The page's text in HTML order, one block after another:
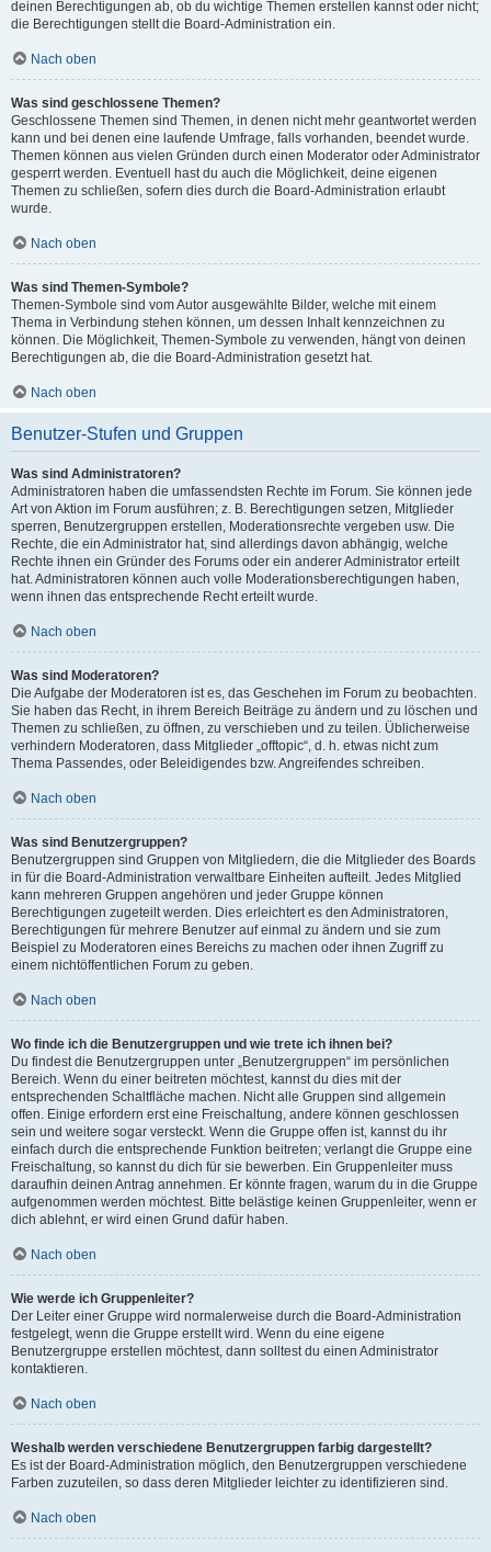
deinen Berechtigungen ab, ob du wichtige Themen erstellen kannst oder nicht;
die Berechtigungen stellt die Board-Administration ein.
Nach oben
Was sind geschlossene Themen?
Geschlossene Themen sind Themen, in denen nicht mehr geantwortet werden
kann und bei denen eine laufende Umfrage, falls vorhanden, beendet wurde.
Themen können aus vielen Gründen durch einen Moderator oder Administrator
gesperrt werden. Eventuell hast du auch die Möglichkeit, deine eigenen
Themen zu schließen, sofern dies durch die Board-Administration erlaubt
wurde.
Nach oben
Was sind Themen-Symbole?
Themen-Symbole sind vom Autor ausgewählte Bilder, welche mit einem
Thema in Verbindung stehen können, um dessen Inhalt kennzeichnen zu
können. Die Möglichkeit, Themen-Symbole zu verwenden, hängt von deinen
Berechtigungen ab, die die Board-Administration gesetzt hat.
Nach oben
Benutzer-Stufen und Gruppen
Was sind Administratoren?
Administratoren haben die umfassendsten Rechte im Forum. Sie können jede
Art von Aktion im Forum ausführen; z. B. Berechtigungen setzen, Mitglieder
sperren, Benutzergruppen erstellen, Moderationsrechte vergeben usw. Die
Rechte, die ein Administrator hat, sind allerdings davon abhängig, welche
Rechte ihnen ein Gründer des Forums oder ein anderer Administrator erteilt
hat. Administratoren können auch volle Moderationsberechtigungen haben,
wenn ihnen das entsprechende Recht erteilt wurde.
Nach oben
Was sind Moderatoren?
Die Aufgabe der Moderatoren ist es, das Geschehen im Forum zu beobachten.
Sie haben das Recht, in ihrem Bereich Beiträge zu ändern und zu löschen und
Themen zu schließen, zu öffnen, zu verschieben und zu teilen. Üblicherweise
verhindern Moderatoren, dass Mitglieder „offtopic“, d. h. etwas nicht zum
Thema Passendes, oder Beleidigendes bzw. Angreifendes schreiben.
Nach oben
Was sind Benutzergruppen?
Benutzergruppen sind Gruppen von Mitgliedern, die die Mitglieder des Boards
in für die Board-Administration verwaltbare Einheiten aufteilt. Jedes Mitglied
kann mehreren Gruppen angehören und jeder Gruppe können
Berechtigungen zugeteilt werden. Dies erleichtert es den Administratoren,
Berechtigungen für mehrere Benutzer auf einmal zu ändern und sie zum
Beispiel zu Moderatoren eines Bereichs zu machen oder ihnen Zugriff zu
einem nichtöffentlichen Forum zu geben.
Nach oben
Wo finde ich die Benutzergruppen und wie trete ich ihnen bei?
Du findest die Benutzergruppen unter „Benutzergruppen“ im persönlichen
Bereich. Wenn du einer beitreten möchtest, kannst du dies mit der
entsprechenden Schaltfläche machen. Nicht alle Gruppen sind allgemein
offen. Einige erfordern erst eine Freischaltung, andere können geschlossen
sein und weitere sogar versteckt. Wenn die Gruppe offen ist, kannst du ihr
einfach durch die entsprechende Funktion beitreten; verlangt die Gruppe eine
Freischaltung, so kannst du dich für sie bewerben. Ein Gruppenleiter muss
daraufhin deinen Antrag annehmen. Er könnte fragen, warum du in die Gruppe
aufgenommen werden möchtest. Bitte belästige keinen Gruppenleiter, wenn er
dich ablehnt, er wird einen Grund dafür haben.
Nach oben
Wie werde ich Gruppenleiter?
Der Leiter einer Gruppe wird normalerweise durch die Board-Administration
festgelegt, wenn die Gruppe erstellt wird. Wenn du eine eigene
Benutzergruppe erstellen möchtest, dann solltest du einen Administrator
kontaktieren.
Nach oben
Weshalb werden verschiedene Benutzergruppen farbig dargestellt?
Es ist der Board-Administration möglich, den Benutzergruppen verschiedene
Farben zuzuteilen, so dass deren Mitglieder leichter zu identifizieren sind.
Nach oben